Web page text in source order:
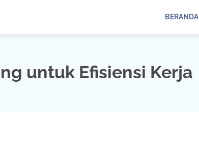
BERANDA
untuk Efisiensi Kerja